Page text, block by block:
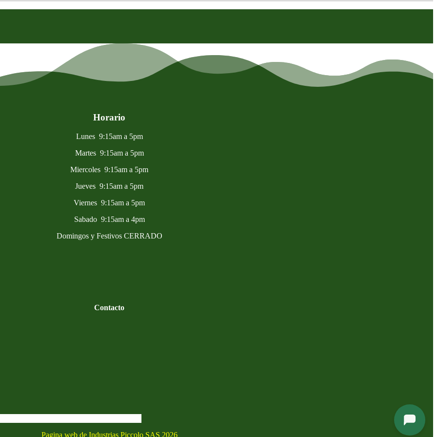
Horario
Lunes 9:15am a 5pm
Martes 9:15am a 5pm
Miercoles 9:15am a 5pm
Jueves 9:15am a 5pm
Viernes 9:15am a 5pm
Sabado 9:15am a 4pm
Domingos y Festivos CERRADO
Contacto
Pagina web de Industrias Piccolo SAS 2026